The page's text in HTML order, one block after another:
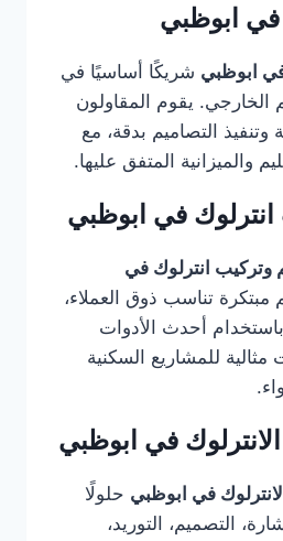
في ابوظبي
ابوظبي شريكًا أساسيًا في
الخارجي. يقوم المقاولون
وتنفيذ التصاميم بدقة، مع
والميزانية المتفق عليها.
في ابوظبي
وتركيب انترلوك في
مبتكرة تناسب ذوق العملاء،
أحدث الأدوات
للمشاريع السكنية
في ابوظبي
في ابوظبي حلولًا
التصميم، التوريد،